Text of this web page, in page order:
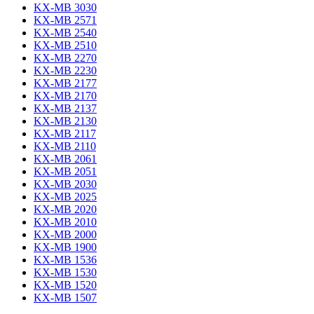
KX-MB 3030
KX-MB 2571
KX-MB 2540
KX-MB 2510
KX-MB 2270
KX-MB 2230
KX-MB 2177
KX-MB 2170
KX-MB 2137
KX-MB 2130
KX-MB 2117
KX-MB 2110
KX-MB 2061
KX-MB 2051
KX-MB 2030
KX-MB 2025
KX-MB 2020
KX-MB 2010
KX-MB 2000
KX-MB 1900
KX-MB 1536
KX-MB 1530
KX-MB 1520
KX-MB 1507